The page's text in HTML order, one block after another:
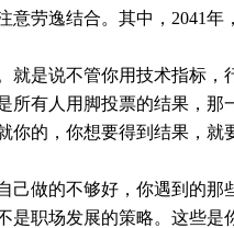
劳逸结合。其中，2041年
是说不管你用技术指标
有人用脚投票的结果，那
的，你想要得到结果，
做的不够好，你遇到的
职场发展的策略。这些是